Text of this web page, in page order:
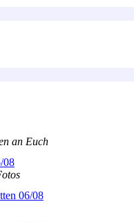
an Euch
08
06/08